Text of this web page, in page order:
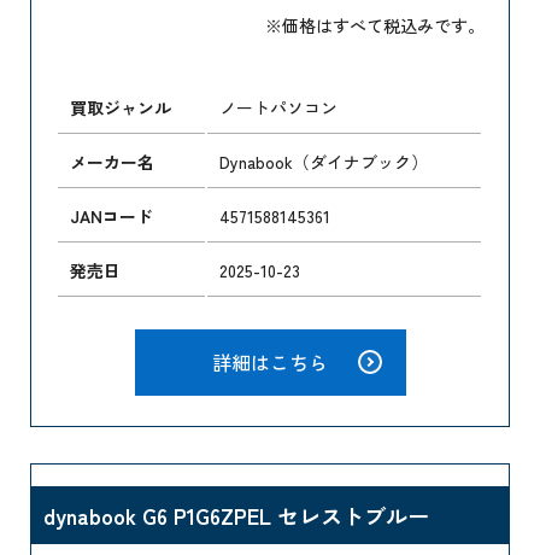
※価格はすべて税込みです。
買取ジャンル ノートパソコン
メーカー名 Dynabook（ダイナブック）
JANコード 4571588145361
発売日 2025-10-23
詳細はこちら
dynabook G6 P1G6ZPEL セレストブルー